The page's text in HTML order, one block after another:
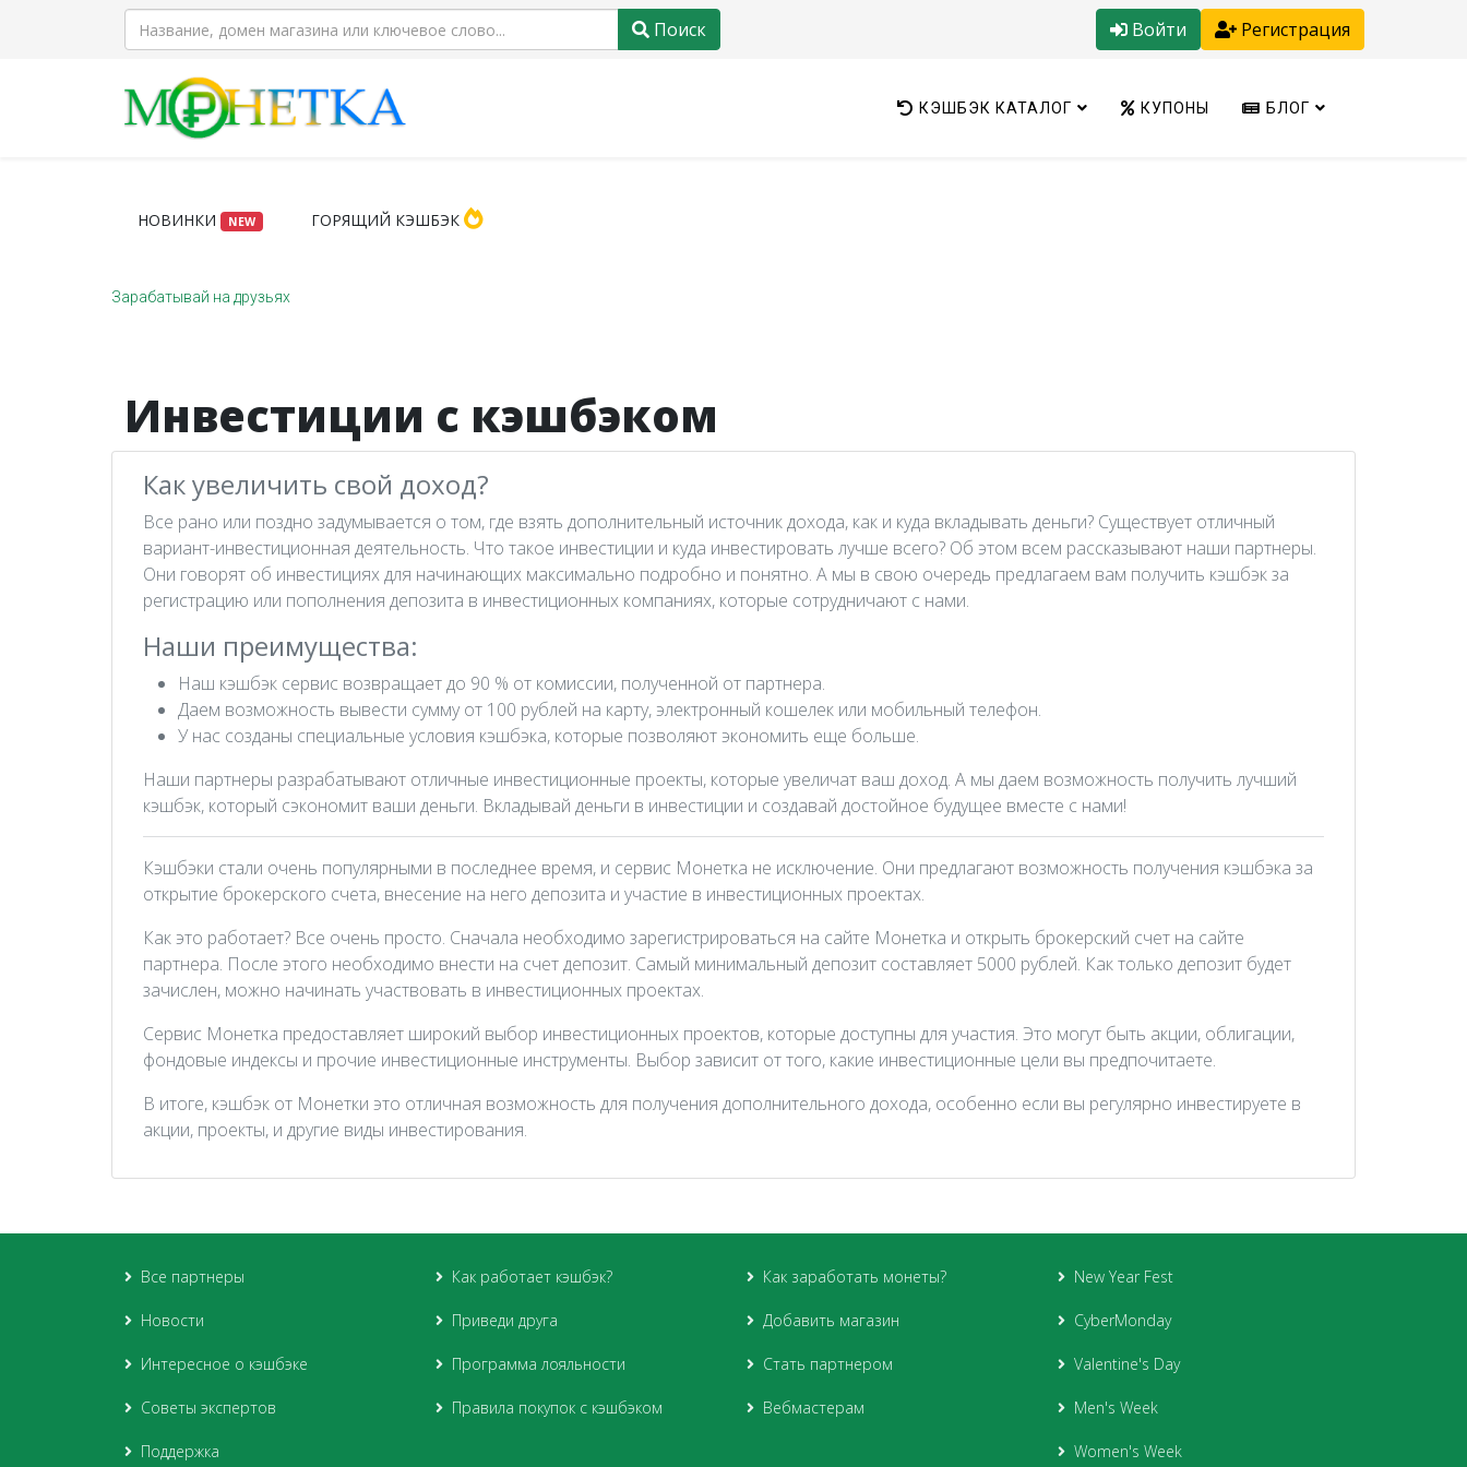
Поиск Войти Регистрация
КЭШБЭК КАТАЛОГ КУПОНЫ БЛОГ
НОВИНКИ NEW ГОРЯЩИЙ КЭШБЭК
Зарабатывай на друзьях
Инвестиции с кэшбэком
Как увеличить свой доход?
Все рано или поздно задумывается о том, где взять дополнительный источник дохода, как и куда вкладывать деньги? Существует отличный
вариант-инвестиционная деятельность. Что такое инвестиции и куда инвестировать лучше всего? Об этом всем рассказывают наши партнеры.
Они говорят об инвестициях для начинающих максимально подробно и понятно. А мы в свою очередь предлагаем вам получить кэшбэк за
регистрацию или пополнения депозита в инвестиционных компаниях, которые сотрудничают с нами.
Наши преимущества:
Наш кэшбэк сервис возвращает до 90 % от комиссии, полученной от партнера.
Даем возможность вывести сумму от 100 рублей на карту, электронный кошелек или мобильный телефон.
У нас созданы специальные условия кэшбэка, которые позволяют экономить еще больше.
Наши партнеры разрабатывают отличные инвестиционные проекты, которые увеличат ваш доход. А мы даем возможность получить лучший
кэшбэк, который сэкономит ваши деньги. Вкладывай деньги в инвестиции и создавай достойное будущее вместе с нами!
Кэшбэки стали очень популярными в последнее время, и сервис Монетка не исключение. Они предлагают возможность получения кэшбэка за
открытие брокерского счета, внесение на него депозита и участие в инвестиционных проектах.
Как это работает? Все очень просто. Сначала необходимо зарегистрироваться на сайте Монетка и открыть брокерский счет на сайте
партнера. После этого необходимо внести на счет депозит. Самый минимальный депозит составляет 5000 рублей. Как только депозит будет
зачислен, можно начинать участвовать в инвестиционных проектах.
Сервис Монетка предоставляет широкий выбор инвестиционных проектов, которые доступны для участия. Это могут быть акции, облигации,
фондовые индексы и прочие инвестиционные инструменты. Выбор зависит от того, какие инвестиционные цели вы предпочитаете.
В итоге, кэшбэк от Монетки это отличная возможность для получения дополнительного дохода, особенно если вы регулярно инвестируете в
акции, проекты, и другие виды инвестирования.
Все партнеры
Новости
Интересное о кэшбэке
Советы экспертов
Поддержка
Как работает кэшбэк?
Приведи друга
Программа лояльности
Правила покупок с кэшбэком
Как заработать монеты?
Добавить магазин
Стать партнером
Вебмастерам
New Year Fest
CyberMonday
Valentine's Day
Men's Week
Women's Week